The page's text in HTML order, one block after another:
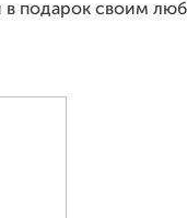
в подарок своим